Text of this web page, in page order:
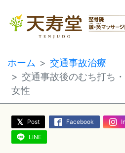
ホーム
交通事故治療
交通事故後のむち打ち
女性
Post Facebook
LINE